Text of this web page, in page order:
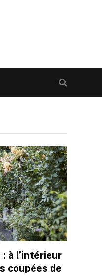
à l’intérieur
coupées de